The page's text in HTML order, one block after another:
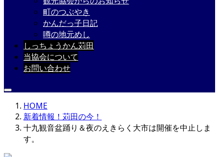
町のつぶやき
かんだっ子日記
噂の地元めし
しっちょうかん苅田
当協会について
お問い合わせ
HOME
新着情報！苅田の今！
十九観音盆踊り＆夜のえきらく大市は開催を中止しま
す。